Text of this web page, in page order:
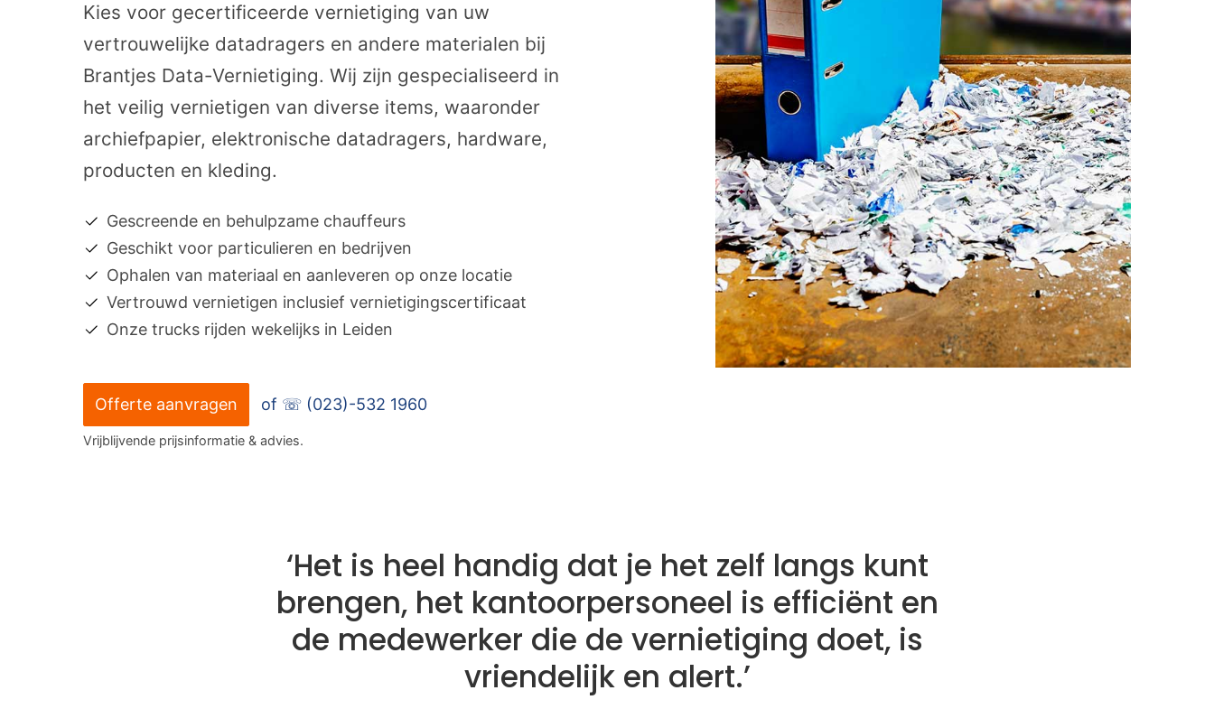
Kies voor gecertificeerde vernietiging van uw
vertrouwelijke datadragers en andere materialen bij
Brantjes Data-Vernietiging. Wij zijn gespecialiseerd in
het veilig vernietigen van diverse items, waaronder
archiefpapier, elektronische datadragers, hardware,
producten en kleding.
Gescreende en behulpzame chauffeurs
Geschikt voor particulieren en bedrijven
Ophalen van materiaal en aanleveren op onze locatie
Vertrouwd vernietigen inclusief vernietigingscertificaat
Onze trucks rijden wekelijks in Leiden
Offerte aanvragen of ☏ (023)-532 1960
Vrijblijvende prijsinformatie & advies.
‘Het is heel handig dat je het zelf langs kunt
brengen, het kantoorpersoneel is efficiënt en
de medewerker die de vernietiging doet, is
vriendelijk en alert.’